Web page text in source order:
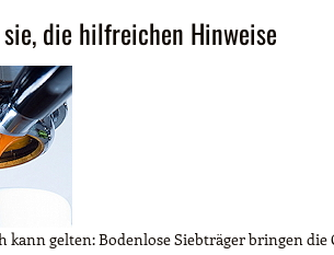
die hilfreichen Hinweise
kann gelten: Bodenlose Siebträger bringen